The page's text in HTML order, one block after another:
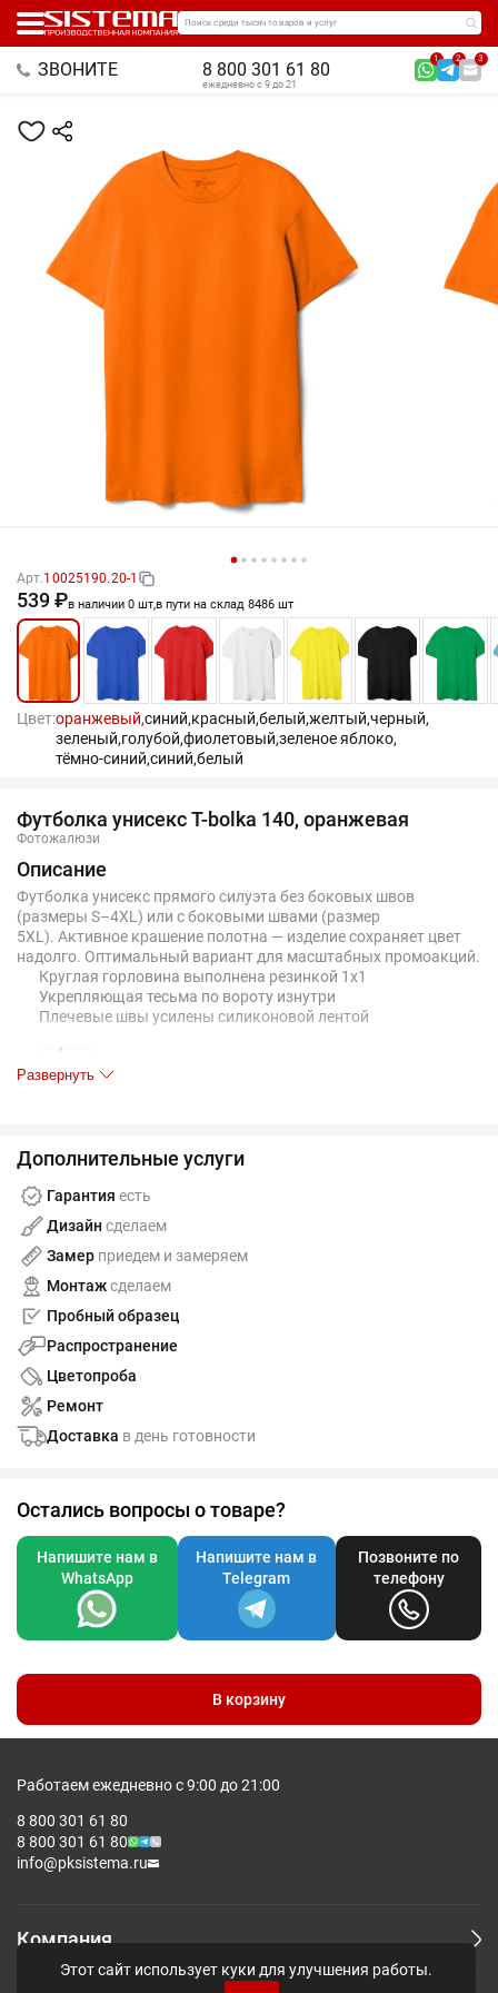
Поиск среди тысяч товаров и услуг
ЗВОНИТЕ 8 800 301 61 80
1 2 3
ежедневно с 9 до 21
Арт.10025190.20-1
539 ₽в наличии 0 шт,в пути на склад 8486 шт
Цвет:оранжевый,синий,красный,белый,желтый,черный,
зеленый,голубой,фиолетовый,зеленое яблоко,
тёмно-синий,синий,белый
Футболка унисекс T-bolka 140, оранжевая
Фотожалюзи
Описание
Футболка унисекс прямого силуэта без боковых швов
(размеры S–4XL) или с боковыми швами (размер
5XL). Активное крашение полотна — изделие сохраняет цвет
надолго. Оптимальный вариант для масштабных промоакций.
Круглая горловина выполнена резинкой 1х1
Укрепляющая тесьма по вороту изнутри
Плечевые швы усилены силиконовой лентой
Таблица размеров, см
A
B
Допускаются отклонения в 5% от указанных параметров по
размеру и цвету.
Развернуть
Дополнительные услуги
Гарантия есть
Дизайнсделаем
Замер приедем и замеряем
Монтажсделаем
Пробный образец
Распространение
Цветопроба
Ремонт
Доставка в день готовности
Остались вопросы о товаре?
Напишите нам в
WhatsApp
Напишите нам в
Telegram
Позвоните по
телефону
В корзину
Работаем ежедневно с 9:00 до 21:00
8 800 301 61 80
8 800 301 61 80
info@pksistema.ru
Компания
Этот сайт использует куки для улучшения работы.